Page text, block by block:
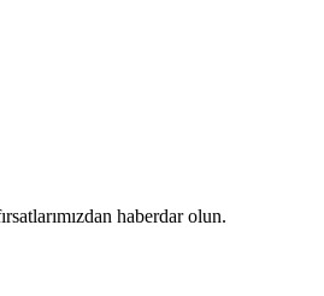
haberdar olun.